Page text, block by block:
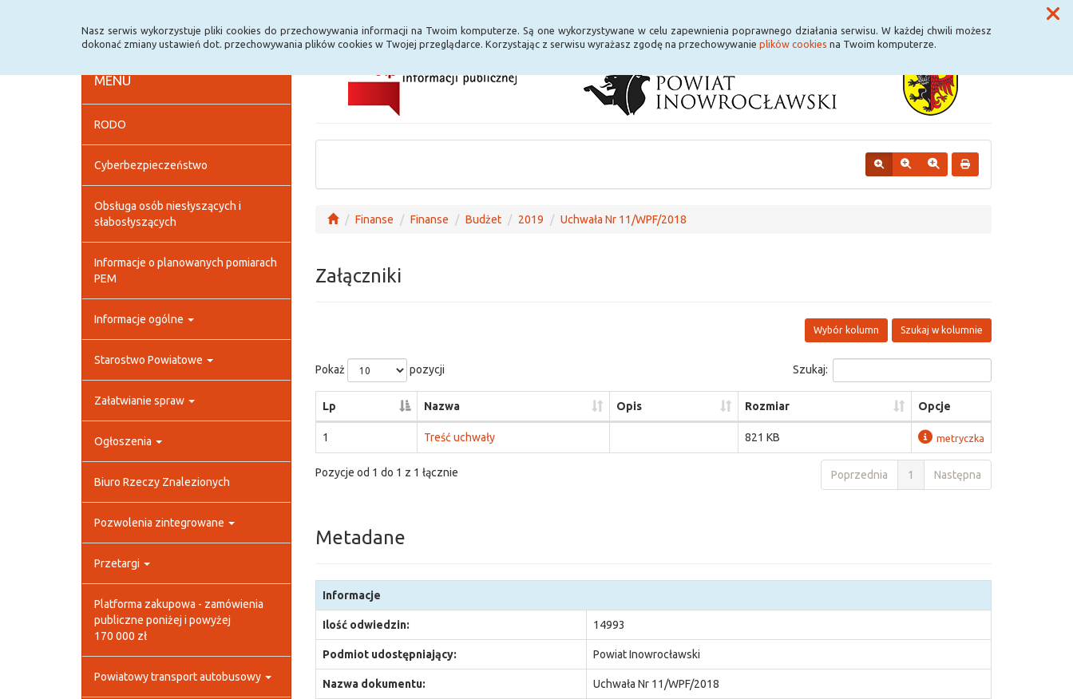
Nasz serwis wykorzystuje pliki cookies do przechowywania informacji na Twoim komputerze. Są one wykorzystywane w celu zapewnienia poprawnego działania serwisu. W każdej chwili możesz
dokonać zmiany ustawień dot. przechowywania plików cookies w Twojej przeglądarce. Korzystając z serwisu wyrażasz zgodę na przechowywanie plików cookies na Twoim komputerze.
MENU
RODO
Cyberbezpieczeństwo
Obsługa osób niesłyszących i
słabosłyszących
Informacje o planowanych pomiarach
PEM
Informacje ogólne
Starostwo Powiatowe
Załatwianie spraw
Ogłoszenia
Biuro Rzeczy Znalezionych
Pozwolenia zintegrowane
Przetargi
Platforma zakupowa - zamówienia
publiczne poniżej i powyżej
170 000 zł
Powiatowy transport autobusowy
Finanse Finanse Budżet 2019 Uchwała Nr 11/WPF/2018
Załączniki
Szukaj w kolumnie
Wybór kolumn
Pokaż pozycji Szukaj:
Lp Nazwa Opis Rozmiar Opcje
1 Treść uchwały 821 KB metryczka
Pozycje od 1 do 1 z 1 łącznie Poprzednia 1 Następna
Metadane
Informacje
Ilość odwiedzin: 14993
Podmiot udostępniający: Powiat Inowrocławski
Nazwa dokumentu: Uchwała Nr 11/WPF/2018